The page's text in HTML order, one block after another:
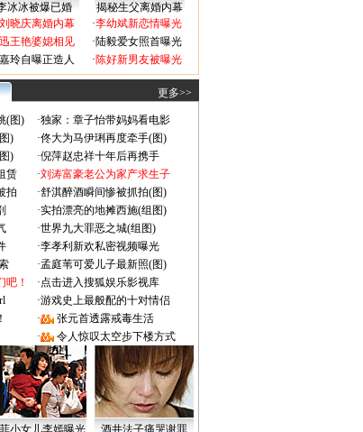
冰冰被爆已婚
揭秘生父离婚内幕
晓庆离婚内幕
王艳婆媳相见
玲自曝正造人
·李幼斌新恋情曝光
·陆毅爱女照首曝光
·陈好新男友被曝光
更多>>
(图) ·独家：章子怡带妈妈看电影
) ·佟大为马伊琍再度牵手(图)
) ·倪萍赵忠祥十年后再携手
赁 ·刘涛富豪老公为家产求生子
拍 ·舒淇醉酒瞬间惨被抓拍(图)
·实拍漂亮的地摊西施(组图)
·世界九大罪恶之城(组图)
·李孝利新欢私密视频曝光
·孟庭苇可爱儿子最新照(图)
吧！ ·点击进入搜狐娱乐影视库
·游戏史上最般配的十对情侣
·
张元首透露戒毒生活
· 令人惊叹太空步下楼方式
小女儿李嫣曝光 酒井法子痛哭谢罪